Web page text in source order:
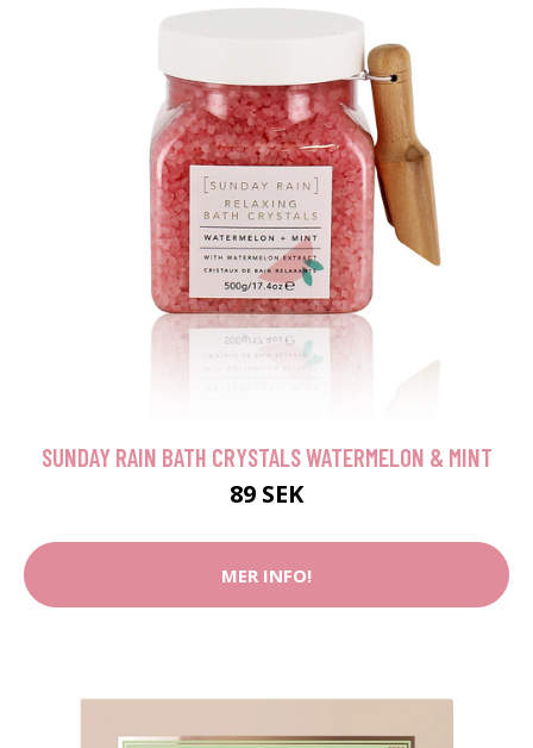
SUNDAY RAIN BATH CRYSTALS WATERMELON & MINT
89 SEK
MER INFO!